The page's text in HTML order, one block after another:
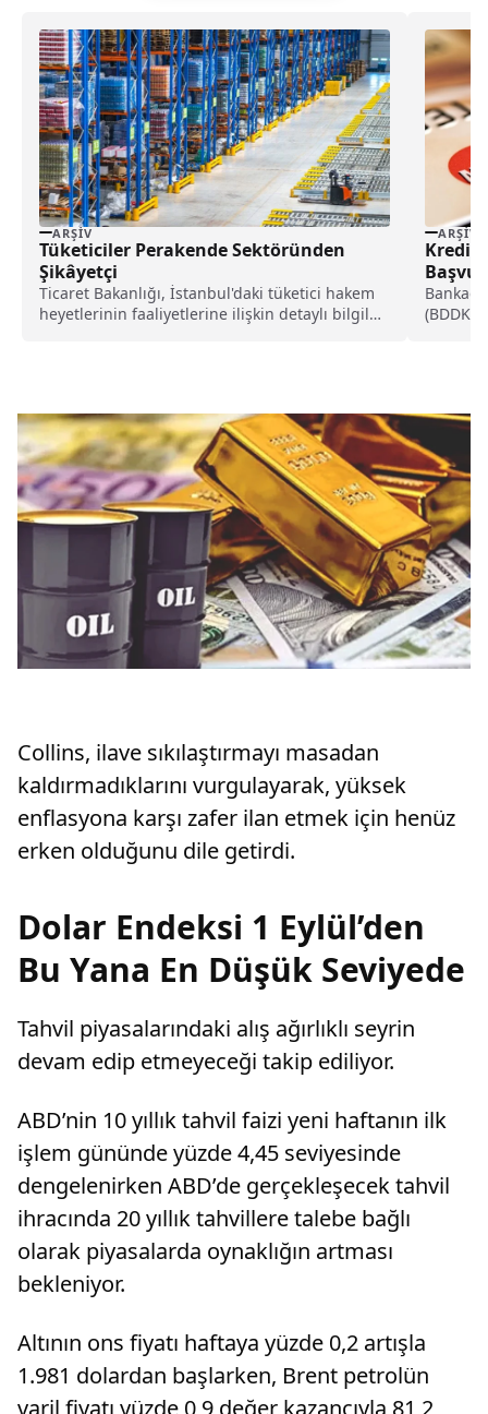
ARŞIV
Tüketiciler Perakende Sektöründen
Şikâyetçi
Ticaret Bakanlığı, İstanbul'daki tüketici hakem
heyetlerinin faaliyetlerine ilişkin detaylı bilgileri
ARŞIV
Kredi
Collins, ilave sıkılaştırmayı masadan
kaldırmadıklarını vurgulayarak, yüksek
enflasyona karşı zafer ilan etmek için henüz
erken olduğunu dile getirdi.
Dolar Endeksi 1 Eylül’den
Bu Yana En Düşük Seviyede
Tahvil piyasalarındaki alış ağırlıklı seyrin
devam edip etmeyeceği takip ediliyor.
ABD’nin 10 yıllık tahvil faizi yeni haftanın ilk
işlem gününde yüzde 4,45 seviyesinde
dengelenirken ABD’de gerçekleşecek tahvil
ihracında 20 yıllık tahvillere talebe bağlı
olarak piyasalarda oynaklığın artması
bekleniyor.
Altının ons fiyatı haftaya yüzde 0,2 artışla
1.981 dolardan başlarken, Brent petrolün
varil fiyatı yüzde 0,9 değer kazancıyla 81,2